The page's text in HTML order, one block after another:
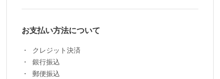
お支払い方法について
クレジット決済
銀行振込
郵便振込